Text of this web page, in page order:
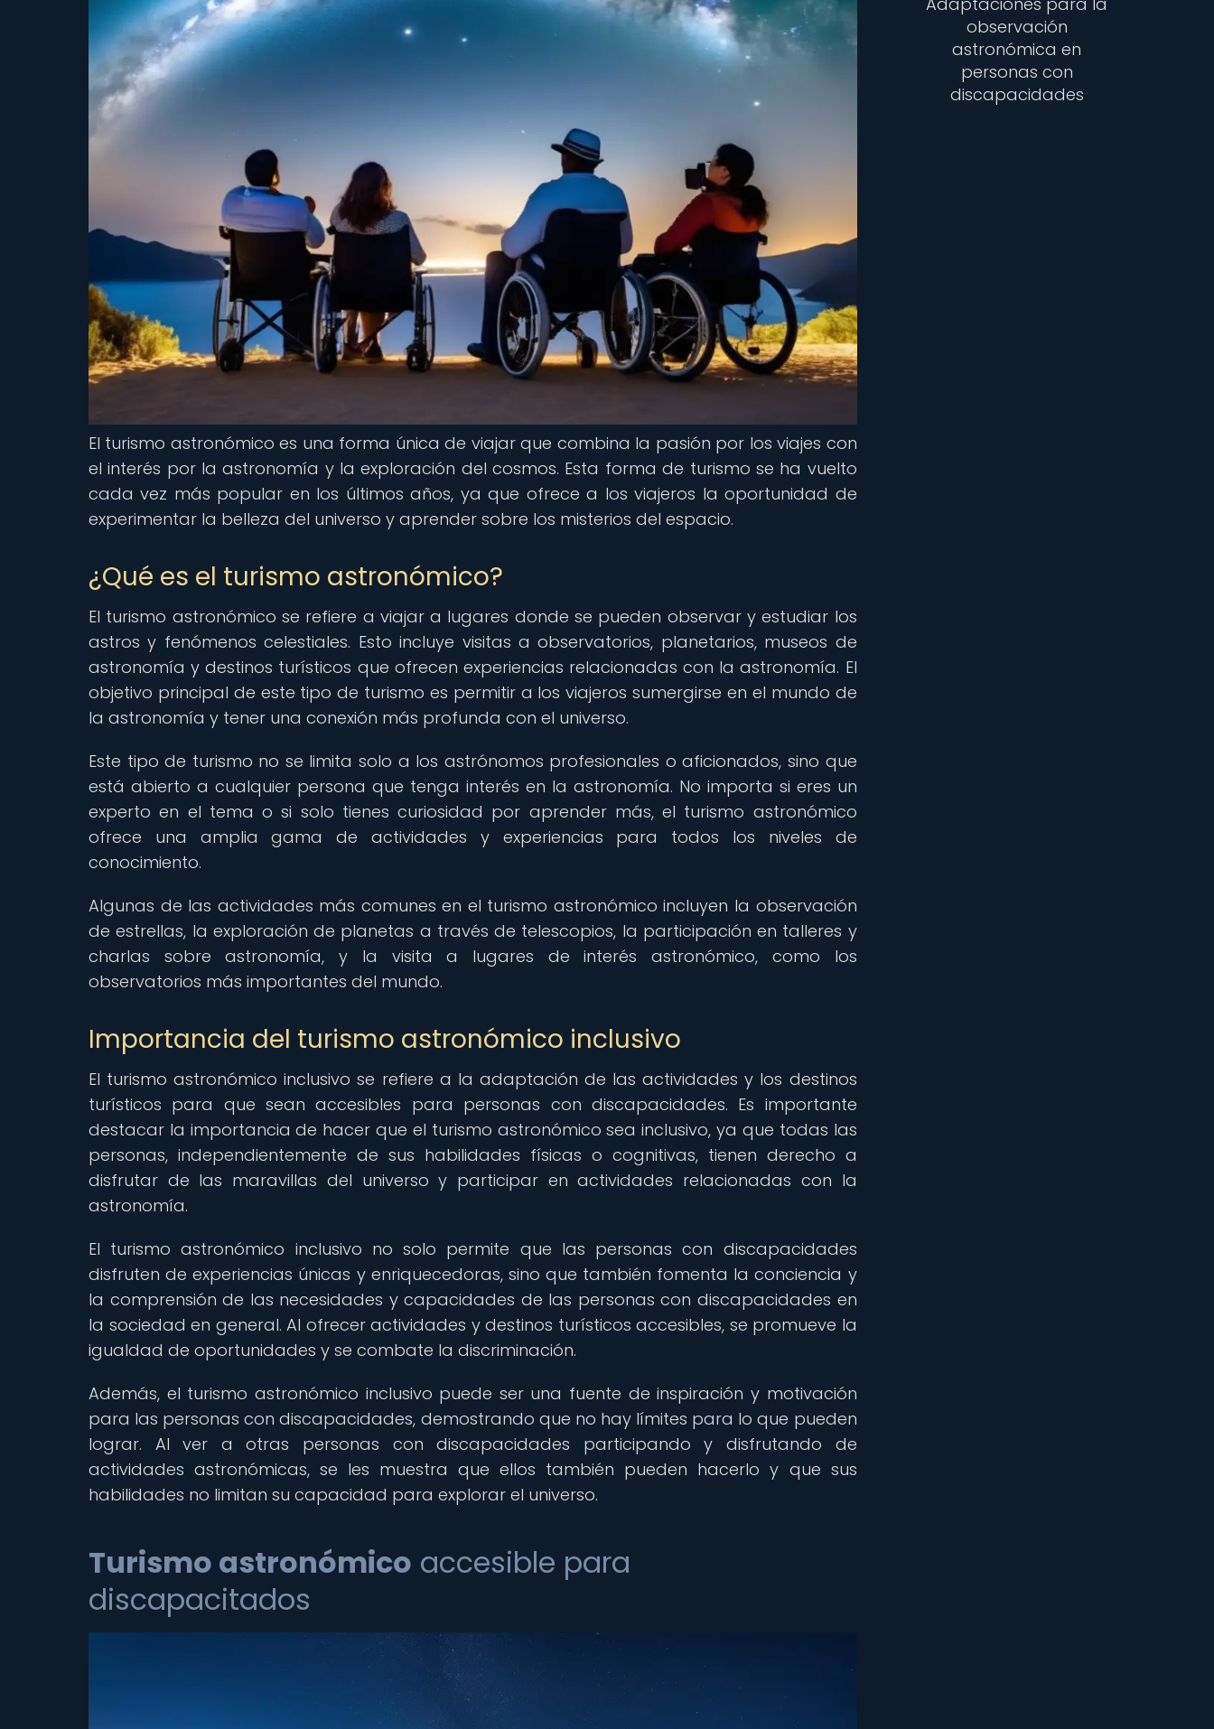
El turismo astronómico es una forma única de viajar que combina la pasión por los viajes con
el interés por la astronomía y la exploración del cosmos. Esta forma de turismo se ha vuelto
cada vez más popular en los últimos años, ya que ofrece a los viajeros la oportunidad de
experimentar la belleza del universo y aprender sobre los misterios del espacio.
¿Qué es el turismo astronómico?
El turismo astronómico se refiere a viajar a lugares donde se pueden observar y estudiar los
astros y fenómenos celestiales. Esto incluye visitas a observatorios, planetarios, museos de
astronomía y destinos turísticos que ofrecen experiencias relacionadas con la astronomía. El
objetivo principal de este tipo de turismo es permitir a los viajeros sumergirse en el mundo de
la astronomía y tener una conexión más profunda con el universo.
Este tipo de turismo no se limita solo a los astrónomos profesionales o aficionados, sino que
está abierto a cualquier persona que tenga interés en la astronomía. No importa si eres un
experto en el tema o si solo tienes curiosidad por aprender más, el turismo astronómico
ofrece una amplia gama de actividades y experiencias para todos los niveles de
conocimiento.
Algunas de las actividades más comunes en el turismo astronómico incluyen la observación
de estrellas, la exploración de planetas a través de telescopios, la participación en talleres y
charlas sobre astronomía, y la visita a lugares de interés astronómico, como los
observatorios más importantes del mundo.
Importancia del turismo astronómico inclusivo
El turismo astronómico inclusivo se refiere a la adaptación de las actividades y los destinos
turísticos para que sean accesibles para personas con discapacidades. Es importante
destacar la importancia de hacer que el turismo astronómico sea inclusivo, ya que todas las
personas, independientemente de sus habilidades físicas o cognitivas, tienen derecho a
disfrutar de las maravillas del universo y participar en actividades relacionadas con la
astronomía.
El turismo astronómico inclusivo no solo permite que las personas con discapacidades
disfruten de experiencias únicas y enriquecedoras, sino que también fomenta la conciencia y
la comprensión de las necesidades y capacidades de las personas con discapacidades en
la sociedad en general. Al ofrecer actividades y destinos turísticos accesibles, se promueve la
igualdad de oportunidades y se combate la discriminación.
Además, el turismo astronómico inclusivo puede ser una fuente de inspiración y motivación
para las personas con discapacidades, demostrando que no hay límites para lo que pueden
lograr. Al ver a otras personas con discapacidades participando y disfrutando de
actividades astronómicas, se les muestra que ellos también pueden hacerlo y que sus
habilidades no limitan su capacidad para explorar el universo.
Turismo astronómico accesible para
discapacitados
observación
astronómica en
personas con
discapacidades